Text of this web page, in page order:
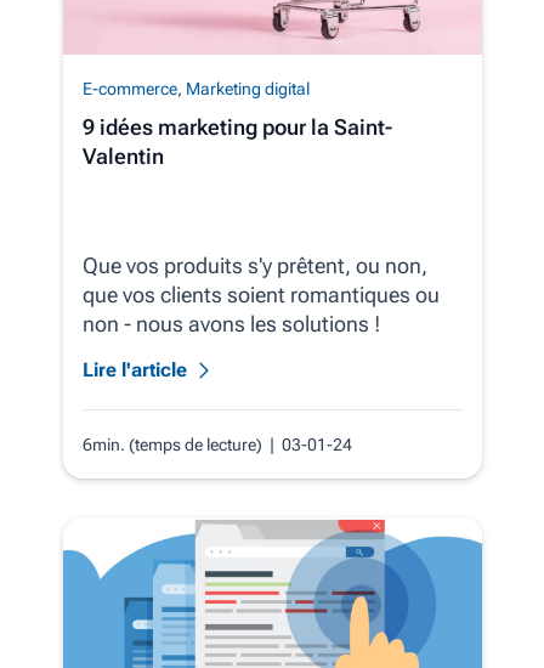
E-commerce, Marketing digital
9 idées marketing pour la Saint-
Valentin
Que vos produits s'y prêtent, ou non,
que vos clients soient romantiques ou
non - nous avons les solutions !
Lire l'article
6min. (temps de lecture) | 03-01-24